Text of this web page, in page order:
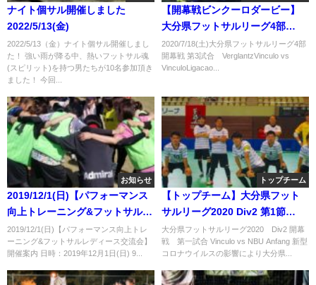
ナイト個サル開催しました
2022/5/13(金)
2022/5/13（金）ナイト個サル開催しまし
た！ 強い雨が降る中、熱いフットサル魂
(スピリット)を持つ男たちが10名参加頂き
ました！ 今回...
【開幕戦ビンクーロダービー】
大分県フットサルリーグ4部
VerglantzVinculo vs
VinculoLigacao
2020/7/18(土)大分県フットサルリーグ4部
開幕戦 第3試合 VerglantzVinculo vs
VinculoLigacao...
お知らせ
2019/12/1(日)【パフォーマンス
向上トレーニング&フットサルレ
ディース交流会】開催案内
2019/12/1(日)【パフォーマンス向上トレ
ーニング&フットサルレディース交流会】
開催案内 日時：2019年12月1日(日) 9...
トップチーム
【トップチーム】大分県フット
サルリーグ2020 Div2 第1節
Vinculo vs NBU Anfang
大分県フットサルリーグ2020 Div2 開幕
戦 第一試合 Vinculo vs NBU Anfang 新型
コロナウイルスの影響により大分県...